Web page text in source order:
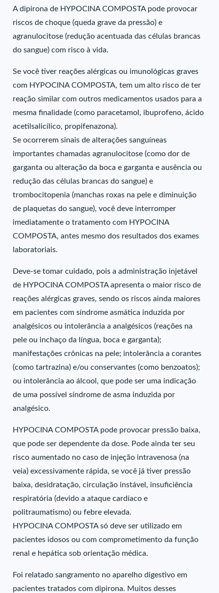
A dipirona de HYPOCINA COMPOSTA pode provocar
riscos de choque (queda grave da pressão) e
agranulocitose (redução acentuada das células brancas
do sangue) com risco à vida.
Se você tiver reações alérgicas ou imunológicas graves
com HYPOCINA COMPOSTA, tem um alto risco de ter
reação similar com outros medicamentos usados para a
mesma finalidade (como paracetamol, ibuprofeno, ácido
acetilsalicílico, propifenazona).
Se ocorrerem sinais de alterações sanguíneas
importantes chamadas agranulocitose (como dor de
garganta ou alteração da boca e garganta e ausência ou
redução das células brancas do sangue) e
trombocitopenia (manchas roxas na pele e diminuição
de plaquetas do sangue), você deve interromper
imediatamente o tratamento com HYPOCINA
COMPOSTA, antes mesmo dos resultados dos exames
laboratoriais.
Deve-se tomar cuidado, pois a administração injetável
de HYPOCINA COMPOSTA apresenta o maior risco de
reações alérgicas graves, sendo os riscos ainda maiores
em pacientes com síndrome asmática induzida por
analgésicos ou intolerância a analgésicos (reações na
pele ou inchaço da língua, boca e garganta);
manifestações crônicas na pele; intolerância a corantes
(como tartrazina) e/ou conservantes (como benzoatos);
ou intolerância ao álcool, que pode ser uma indicação
de uma possível síndrome de asma induzida por
analgésico.
HYPOCINA COMPOSTA pode provocar pressão baixa,
que pode ser dependente da dose. Pode ainda ter seu
risco aumentado no caso de injeção intravenosa (na
veia) excessivamente rápida, se você já tiver pressão
baixa, desidratação, circulação instável, insuficiência
respiratória (devido a ataque cardíaco e
politraumatismo) ou febre elevada.
HYPOCINA COMPOSTA só deve ser utilizado em
pacientes idosos ou com comprometimento da função
renal e hepática sob orientação médica.
Foi relatado sangramento no aparelho digestivo em
pacientes tratados com dipirona. Muitos desses